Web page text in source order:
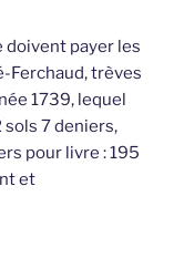
doivent payer les
Ferchaud, trèves
1739, lequel
sols 7 deniers,
pour livre : 195
et